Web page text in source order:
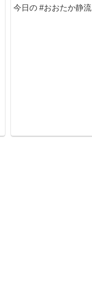
今日の #おおたか静流